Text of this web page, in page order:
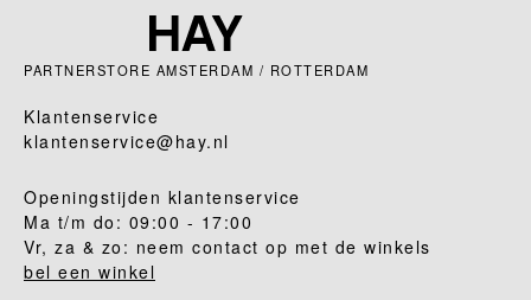
PARTNERSTORE AMSTERDAM / ROTTERDAM
Klantenservice
klantenservice@hay.nl
Openingstijden klantenservice
Ma t/m do: 09:00 - 17:00
Vr, za & zo: neem contact op met de winkels
bel een winkel